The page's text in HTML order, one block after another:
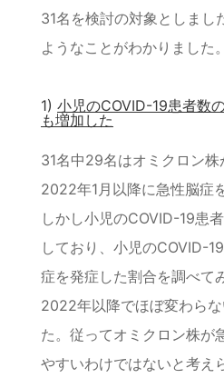
31名を検討の対象としまし
ようなことがわかりました。
1) 小児のCOVID-19患者数
も増加した
31名中29名はオミクロン
2022年1月以降に急性脳症
しかし小児のCOVID-19患
しており、小児のCOVID-
症を発症した割合を調べて
2022年以降でほぼ変わら
た。従ってオミクロン株が
やすいわけではないと考え